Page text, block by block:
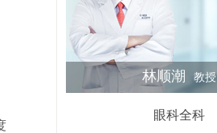
林顺潮 教授
眼科全科